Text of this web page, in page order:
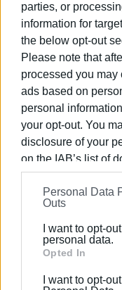
parties, or
information for
the below opt-out
Please note that
processed you may
ads based on
personal
your opt-out. You
disclosure of your
on the IAB’s list of
information may
on theIAB’s List of
further disclose it to
Please note that
Google services
behaviour. You
Personal Data
Outs
I want to opt-
personal data.
Opted In
I want to opt-
Ελένη
Εργάζεται στις
1990 σε θέσεις
δημόσιες
καλλιτεχνικό
Ακολουθήστε το